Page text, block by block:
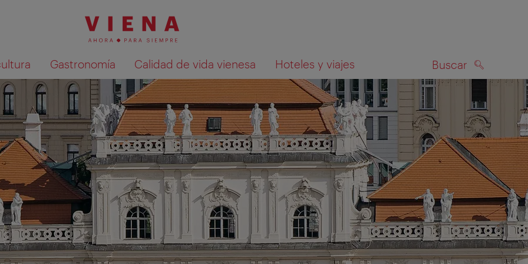
Gastronomía Calidad de vida vienesa Hoteles y viajes Buscar
Mostrar resultados de la búsqueda en el mapa BUSCAR